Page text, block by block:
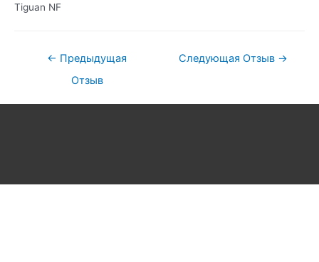
Tiguan NF
← Предыдущая
Отзыв
Следующая Отзыв →